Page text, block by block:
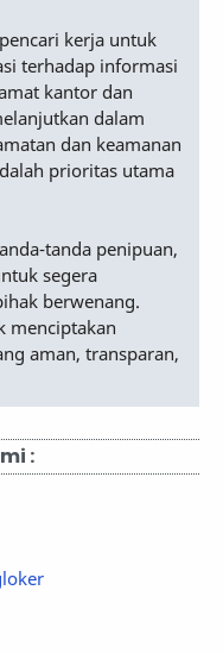
kerja untuk
terhadap informasi
kantor dan
dalam
dan keamanan
prioritas utama
tanda penipuan,
segera
berwenang.
menciptakan
aman, transparan,
: